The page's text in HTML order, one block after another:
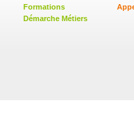
Formations
Démarche Métiers